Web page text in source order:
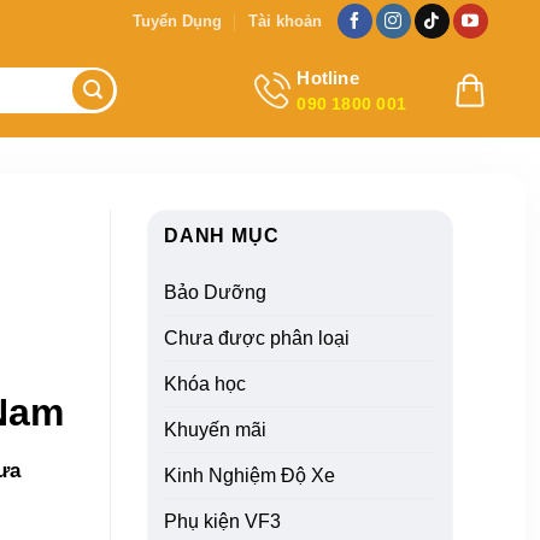
Tuyển Dụng Tài khoản
Hotline
090 1800 001
DANH MỤC
Bảo Dưỡng
Chưa được phân loại
Khóa học
Khuyến mãi
Kinh Nghiệm Độ Xe
Phụ kiện VF3